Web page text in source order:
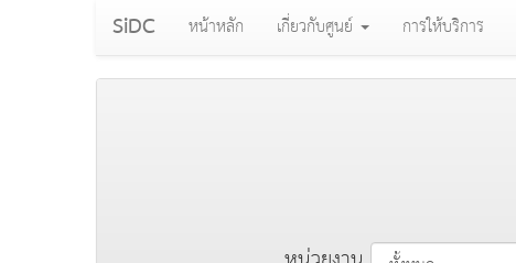
SiDC หน้าหลัก (current)เกี่ยวกับศูนย์ การให้บริการ